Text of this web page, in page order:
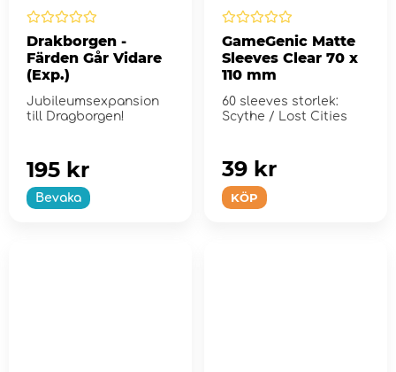
Drakborgen -
Färden Går Vidare
(Exp.)
Jubileumsexpansion
till Dragborgen!
Bevaka
195 kr
GameGenic Matte
Sleeves Clear 70 x
110 mm
60 sleeves storlek:
Scythe / Lost Cities
KÖP
39 kr